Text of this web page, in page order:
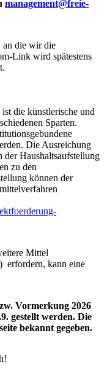
management@freie-
an die wir die
Link wird spätestens
ist die künstlerische und
Sparten.
Die Ausreichung
der Haushaltsaufstellung
zu den
können der
Mittel
erfordern, kann eine
Vormerkung 2026
gestellt werden. Die
bekannt gegeben.